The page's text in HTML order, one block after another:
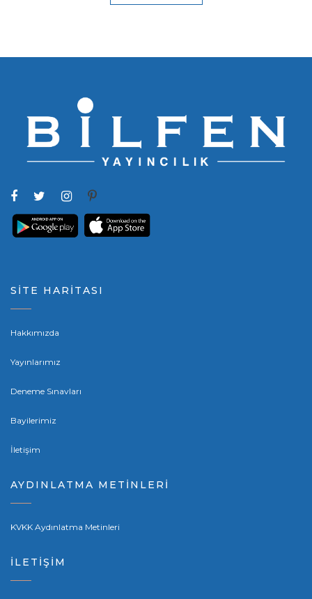
SİTE HARİTASI
Hakkımızda
Yayınlarımız
Deneme Sınavları
Bayilerimiz
İletişim
AYDINLATMA METİNLERİ
KVKK Aydınlatma Metinleri
İLETİŞİM